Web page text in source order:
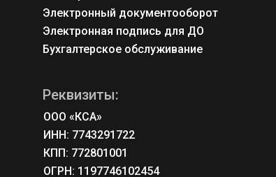
Электронный документооборот
Электронная подпись для ДО
Бухгалтерское обслуживание
Реквизиты:
ООО «КСА»
ИНН: 7743291722
КПП: 772801001
ОГРН: 1197746102454